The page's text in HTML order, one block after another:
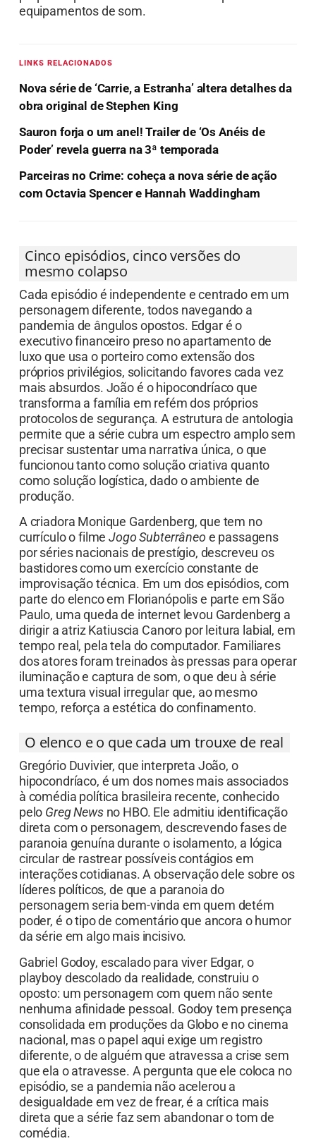
equipamentos de som.
LINKS RELACIONADOS
Nova série de ‘Carrie, a Estranha’ altera detalhes da
obra original de Stephen King
Sauron forja o um anel! Trailer de ‘Os Anéis de
Poder’ revela guerra na 3ª temporada
Parceiras no Crime: coheça a nova série de ação
com Octavia Spencer e Hannah Waddingham
Cinco episódios, cinco versões do
mesmo colapso
Cada episódio é independente e centrado em um
personagem diferente, todos navegando a
pandemia de ângulos opostos. Edgar é o
executivo financeiro preso no apartamento de
luxo que usa o porteiro como extensão dos
próprios privilégios, solicitando favores cada vez
mais absurdos. João é o hipocondríaco que
transforma a família em refém dos próprios
protocolos de segurança. A estrutura de antologia
permite que a série cubra um espectro amplo sem
precisar sustentar uma narrativa única, o que
funcionou tanto como solução criativa quanto
como solução logística, dado o ambiente de
produção.
A criadora Monique Gardenberg, que tem no
currículo o filmeJogo Subterrâneoe passagens
por séries nacionais de prestígio, descreveu os
bastidores como um exercício constante de
improvisação técnica. Em um dos episódios, com
parte do elenco em Florianópolis e parte em São
Paulo, uma queda de internet levou Gardenberg a
dirigir a atriz Katiuscia Canoro por leitura labial, em
tempo real, pela tela do computador. Familiares
dos atores foram treinados às pressas para operar
iluminação e captura de som, o que deu à série
uma textura visual irregular que, ao mesmo
tempo, reforça a estética do confinamento.
O elenco e o que cada um trouxe de real
Gregório Duvivier, que interpreta João, o
hipocondríaco, é um dos nomes mais associados
à comédia política brasileira recente, conhecido
pelo Greg Newsno HBO. Ele admitiu identificação
direta com o personagem, descrevendo fases de
paranoia genuína durante o isolamento, a lógica
circular de rastrear possíveis contágios em
interações cotidianas. A observação dele sobre os
líderes políticos, de que a paranoia do
personagem seria bem-vinda em quem detém
poder, é o tipo de comentário que ancora o humor
da série em algo mais incisivo.
Gabriel Godoy, escalado para viver Edgar, o
playboy descolado da realidade, construiu o
oposto: um personagem com quem não sente
nenhuma afinidade pessoal. Godoy tem presença
consolidada em produções da Globo e no cinema
nacional, mas o papel aqui exige um registro
diferente, o de alguém que atravessa a crise sem
que ela o atravesse. A pergunta que ele coloca no
episódio, se a pandemia não acelerou a
desigualdade em vez de frear, é a crítica mais
direta que a série faz sem abandonar o tom de
comédia.